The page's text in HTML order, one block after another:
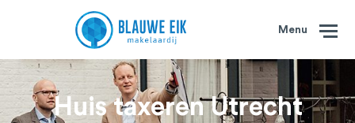
Menu
Huis taxeren Utrecht